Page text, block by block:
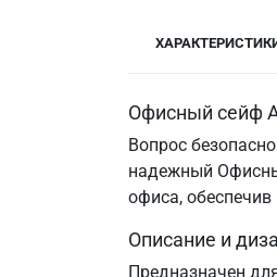
Офисный сейф
Вопрос
надежный
офиса,
Описание и
Предназначен